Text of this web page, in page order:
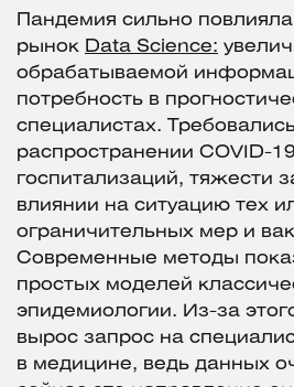
Пандемия сильно
рынок Data Science:
обрабатываемой
потребность в
специалистах.
распространении COVID-
госпитализаций, тяжести
влиянии на ситуацию тех
ограничительных мер и
Современные методы
простых моделей
эпидемиологии. Из-за
вырос запрос на
в медицине, ведь данных